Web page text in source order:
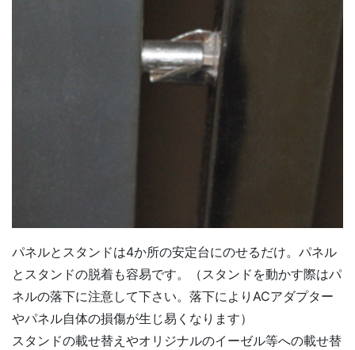
パネルとスタンドは4か所の安定台にのせるだけ。パネル
とスタンドの脱着も容易です。（スタンドを動かす際はパ
ネルの落下に注意して下さい。落下によりACアダプター
やパネル自体の損傷が生じ易くなります）
スタンドの載せ替えやオリジナルのイーゼル等への載せ替